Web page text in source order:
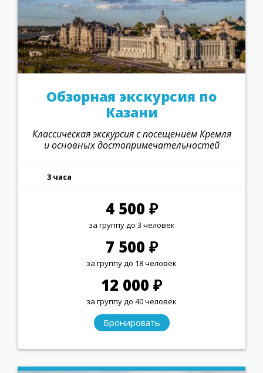
Обзорная экскурсия по
Казани
Классическая экскурсия с посещением Кремля
и основных достопримечательностей
3 часа
4 500 ₽
за группу до 3 человек
7 500 ₽
за группу до 18 человек
12 000 ₽
за группу до 40 человек
Бронировать